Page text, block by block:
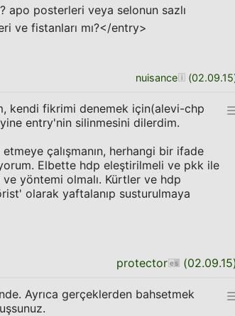
apo posterleri veya selonun sazlı
ve fistanları mı?</entry>
nuisance (02.09.15
kendi fikrimi denemek için(alevi-chp
entry'nin silinmesini dilerdim.
çalışmanın, herhangi bir ifade
Elbette hdp eleştirilmeli ve pkk ile
yöntemi olmalı. Kürtler ve hdp
olarak yaftalanıp susturulmaya
protector (02.09.15
Ayrıca gerçeklerden bahsetmek